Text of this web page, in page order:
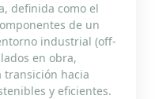
definida como el
de un
industrial (off-
en obra,
transición hacia
y eficientes.